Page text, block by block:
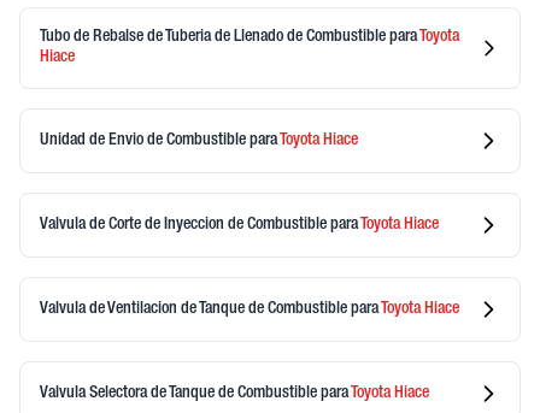
Tubo de Rebalse de Tuberia de Llenado de Combustible para Toyota
Hiace
Unidad de Envio de Combustible paraToyotaHiace
Valvula de Corte de Inyeccion de Combustible paraToyotaHiace
Valvula de Ventilacion de Tanque de Combustible paraToyotaHiace
Valvula Selectora de Tanque de Combustible paraToyotaHiace